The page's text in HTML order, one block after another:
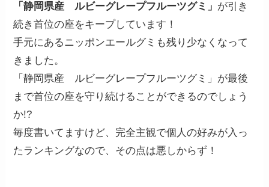
「静岡県産 ルビーグレープフルーツグミ」 が引き
続き首位の座をキープしています！
手元にあるニッポンエールグミも残り少なくなって
きました。
「静岡県産 ルビーグレープフルーツグミ」が最後
まで首位の座を守り続けることができるのでしょう
か!?
毎度書いてますけど、完全主観で個人の好みが入っ
たランキングなので、その点は悪しからず！